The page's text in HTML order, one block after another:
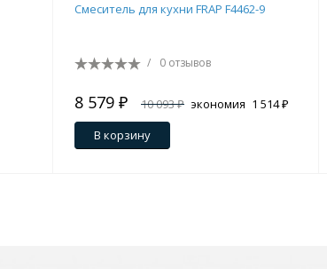
Смеситель для кухни FRAP F4462-9
/ 0 отзывов
8 579 ₽ 10 093 ₽ экономия 1 514 ₽
В корзину